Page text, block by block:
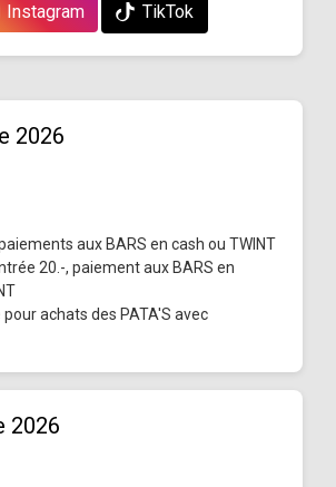
Instagram
TikTok
2026
aux BARS en cash ou TWINT
20.-, paiement aux BARS en
achats des PATA'S avec
2026